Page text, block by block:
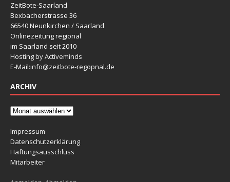
ZeitBote-Saarland
Bexbacherstrasse 36
66540 Neunkirchen / Saarland
Onlinezeitung regional
im Saarland seit 2010
Hosting by Activeminds
E-Mail:info@zeitbote-regopnal.de
ARCHIV
Impressum
Datenschutzerklärung
Haftungsausschluss
Mitarbeiter